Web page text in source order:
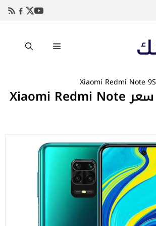
القائمة
Xiaomi Redmi Note 9S
مواصفات و سعر Xiaomi Redmi Note